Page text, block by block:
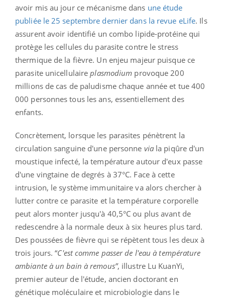
avoir mis au jour ce mécanisme dans une étude
publiée le 25 septembre dernier dans la revue eLife. Ils
assurent avoir identifié un combo lipide-protéine qui
protège les cellules du parasite contre le stress
thermique de la fièvre. Un enjeu majeur puisque ce
parasite unicellulaireplasmodium provoque 200
millions de cas de paludisme chaque année et tue 400
000 personnes tous les ans, essentiellement des
enfants.
Concrètement, lorsque les parasites pénètrent la
circulation sanguine d'une personne viala piqûre d'un
moustique infecté, la température autour d'eux passe
d'une vingtaine de degrés à 37°C. Face à cette
intrusion, le système immunitaire va alors chercher à
lutter contre ce parasite et la température corporelle
peut alors monter jusqu'à 40,5°C ou plus avant de
redescendre à la normale deux à six heures plus tard.
Des poussées de fièvre qui se répètent tous les deux à
trois jours. “C'est comme passer de l'eau à température
ambiante à un bain à remous”, illustre Lu KuanYi,
premier auteur de l'étude, ancien doctorant en
génétique moléculaire et microbiologie dans le